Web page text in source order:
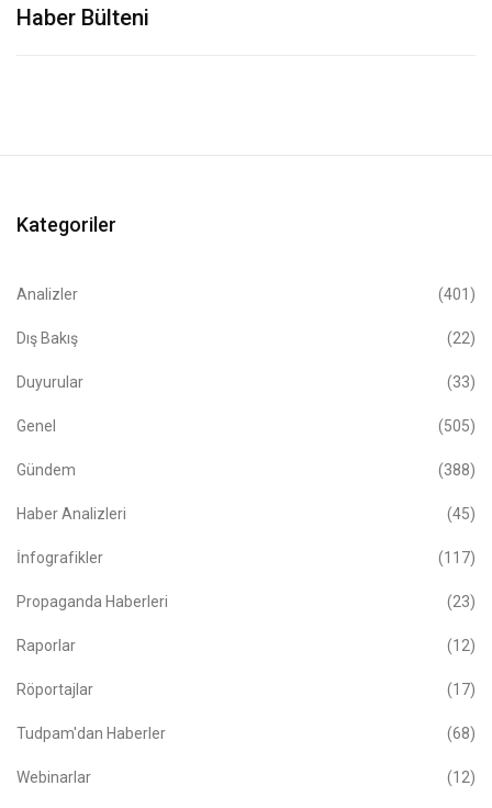
Haber Bülteni
Kategoriler
Analizler (401)
Dış Bakış (22)
Duyurular (33)
Genel (505)
Gündem (388)
Haber Analizleri (45)
İnfografikler (117)
Propaganda Haberleri (23)
Raporlar (12)
Röportajlar (17)
Tudpam'dan Haberler (68)
Webinarlar (12)